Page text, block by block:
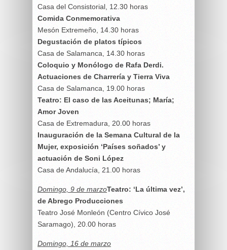
Casa del Consistorial, 12.30 horas
Comida Conmemorativa
Mesón Extremeño, 14.30 horas
Degustación de platos típicos
Casa de Salamanca, 14.30 horas
Coloquio y Monólogo de Rafa Derdi.
Actuaciones de Charrería y Tierra Viva
Casa de Salamanca, 19.00 horas
Teatro: El caso de las Aceitunas; María;
Amor Joven
Casa de Extremadura, 20.00 horas
Inauguración de la Semana Cultural de la
Mujer, exposición ‘Países soñados’ y
actuación de Soni López
Casa de Andalucía, 21.00 horas
Domingo, 9 de marzoTeatro: ‘La última vez’,
de Abrego Producciones
Teatro José Monleón (Centro Cívico José
Saramago), 20.00 horas
Domingo, 16 de marzo